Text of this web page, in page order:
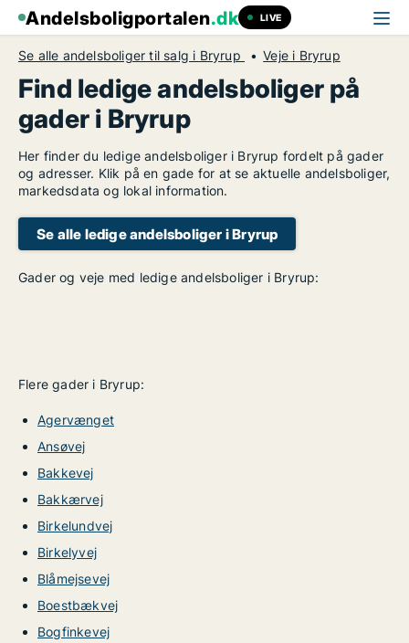
Andelsboligportalen.dk LIVE
Se alle andelsboliger til salg i Bryrup Veje i Bryrup
Find ledige andelsboliger på
gader i Bryrup
Her finder du ledige andelsboliger i Bryrup fordelt på gader
og adresser. Klik på en gade for at se aktuelle andelsboliger,
markedsdata og lokal information.
Se alle ledige andelsboliger i Bryrup
Gader og veje med ledige andelsboliger i Bryrup:
Flere gader i Bryrup:
Agervænget
Ansøvej
Bakkevej
Bakkærvej
Birkelundvej
Birkelyvej
Blåmejsevej
Boestbækvej
Bogfinkevej